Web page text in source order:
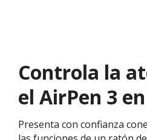
Controla la
el AirPen 3 en
Presenta con confianza